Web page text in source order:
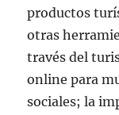
productos
otras
través del
online para
sociales; la